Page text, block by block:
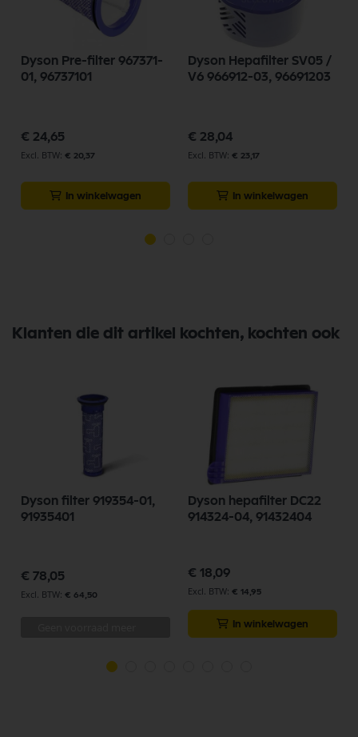
Dyson Pre-filter 967371-
01, 96737101
€ 24,65
€ 20,37
In winkelwagen
Dyson Hepafilter SV05 /
V6 966912-03, 96691203
€ 28,04
€ 23,17
In winkelwagen
Klanten die dit artikel kochten, kochten ook
Dyson filter 919354-01,
91935401
€ 78,05
€ 64,50
Dyson hepafilter DC22
914324-04, 91432404
€ 18,09
€ 14,95
In winkelwagen